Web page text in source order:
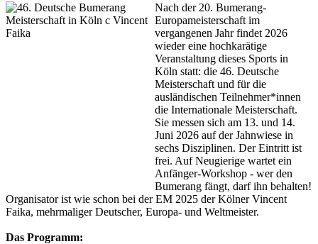
Nach der 20. Bumerang-
Europameisterschaft im
vergangenen Jahr findet 2026
wieder eine hochkarätige
Veranstaltung dieses Sports in
Köln statt: die 46. Deutsche
Meisterschaft und für die
ausländischen Teilnehmer*innen
die Internationale Meisterschaft.
Sie messen sich am 13. und 14.
Juni 2026 auf der Jahnwiese in
sechs Disziplinen. Der Eintritt ist
frei. Auf Neugierige wartet ein
Anfänger-Workshop - wer den
Bumerang fängt, darf ihn behalten!
Organisator ist wie schon bei der EM 2025 der Kölner Vincent
Faika, mehrmaliger Deutscher, Europa- und Weltmeister.
Das Programm: